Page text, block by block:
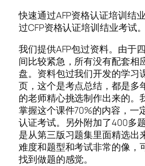
快速通过AFP资格认证培训结
过CFP资格认证培训结业考试。
我们提供AFP包过资料。由于
间比较紧急，所有没有配套相
盘。资料包过我们开发的学习
页，这个是考点总结，都是多
的老师精心挑选制作出来的。
掌握这个课件70%的内容，一
认证考试。另外附加了400多
是从第三版习题集里面精选出
难度和题型和考试非常的像，
找到做题的感觉。